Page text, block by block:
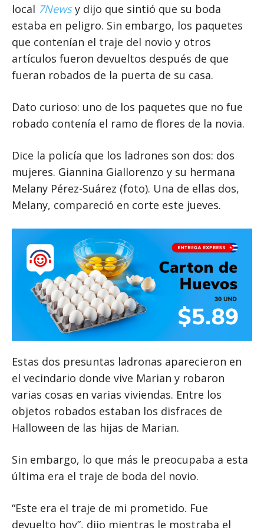
local 7Newsy dijo que sintió que su boda
estaba en peligro. Sin embargo, los paquetes
que contenían el traje del novio y otros
artículos fueron devueltos después de que
fueran robados de la puerta de su casa.
Dato curioso: uno de los paquetes que no fue
robado contenía el ramo de flores de la novia.
Dice la policía que los ladrones son dos: dos
mujeres. Giannina Giallorenzo y su hermana
Melany Pérez-Suárez (foto). Una de ellas dos,
Melany, compareció en corte este jueves.
Estas dos presuntas ladronas aparecieron en
el vecindario donde vive Marian y robaron
varias cosas en varias viviendas. Entre los
objetos robados estaban los disfraces de
Halloween de las hijas de Marian.
Sin embargo, lo que más le preocupaba a esta
última era el traje de boda del novio.
“Este era el traje de mi prometido. Fue
devuelto hoy”, dijo mientras le mostraba el